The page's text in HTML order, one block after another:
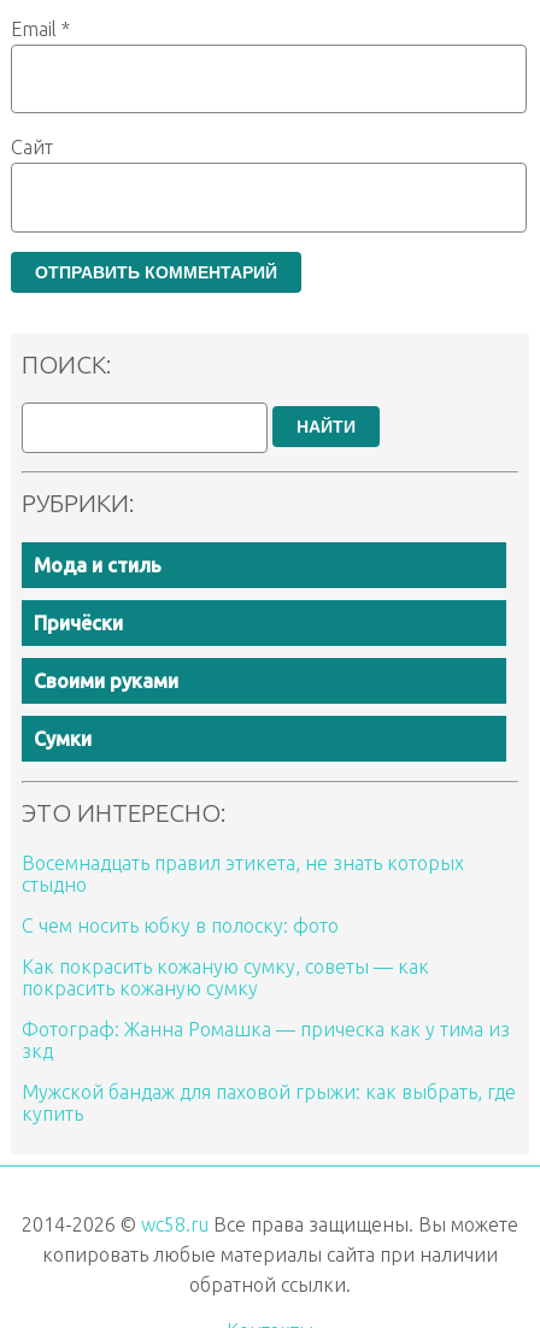
Email *
Сайт
ПОИСК:
НАЙТИ
РУБРИКИ:
Мода и стиль
Причёски
Своими руками
Сумки
ЭТО ИНТЕРЕСНО:
Восемнадцать правил этикета, не знать которых
стыдно
С чем носить юбку в полоску: фото
Как покрасить кожаную сумку, советы — как
покрасить кожаную сумку
Фотограф: Жанна Ромашка — прическа как у тима из
зкд
Мужской бандаж для паховой грыжи: как выбрать, где
купить
2014-2026 © wc58.ru Все права защищены. Вы можете
копировать любые материалы сайта при наличии
обратной ссылки.